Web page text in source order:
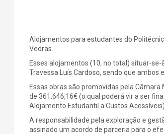
Alojamentos para estudantes do
Vedras.
Esses alojamentos (10, no total) situar-
Travessa Luís Cardoso, sendo que
Essas obras são promovidas pela
de 361.646,16€ (o qual poderá vir a ser
Alojamento Estudantil a Custos Acessíveis).
A responsabilidade pela exploração e
assinado um acordo de parceria para o